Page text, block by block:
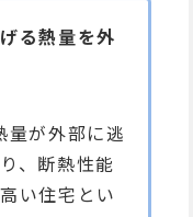
る熱量を外
量が外部に逃
、断熱性能
い住宅とい